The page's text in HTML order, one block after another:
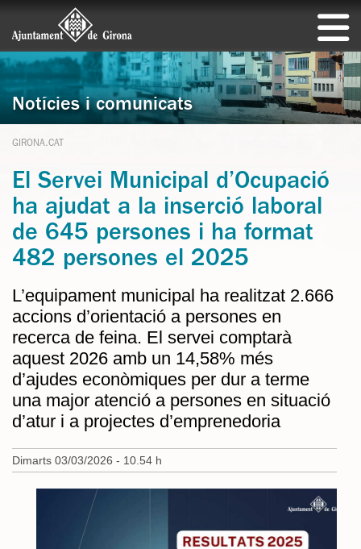
Notícies i comunicats
GIRONA.CAT
El Servei Municipal d’Ocupació
ha ajudat a la inserció laboral
de 645 persones i ha format
482 persones el 2025
L’equipament municipal ha realitzat 2.666
accions d’orientació a persones en
recerca de feina. El servei comptarà
aquest 2026 amb un 14,58% més
d’ajudes econòmiques per dur a terme
una major atenció a persones en situació
d’atur i a projectes d’emprenedoria
Dimarts 03/03/2026 - 10.54 h